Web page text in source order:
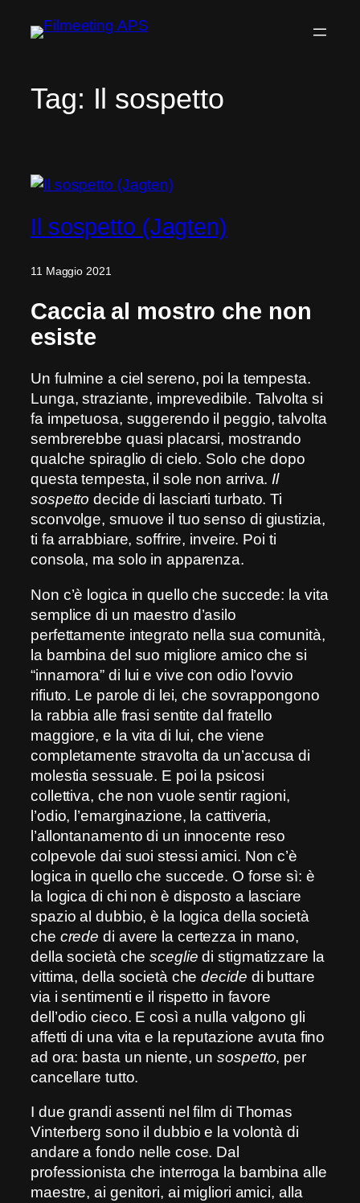
Tag: Il sospetto
Il sospetto (Jagten)
11 Maggio 2021
Caccia al mostro che non
esiste
Un fulmine a ciel sereno, poi la tempesta.
Lunga, straziante, imprevedibile. Talvolta si
fa impetuosa, suggerendo il peggio, talvolta
sembrerebbe quasi placarsi, mostrando
qualche spiraglio di cielo. Solo che dopo
questa tempesta, il sole non arriva.Il
sospetto decide di lasciarti turbato. Ti
sconvolge, smuove il tuo senso di giustizia,
ti fa arrabbiare, soffrire, inveire. Poi ti
consola, ma solo in apparenza.
Non c’è logica in quello che succede: la vita
semplice di un maestro d’asilo
perfettamente integrato nella sua comunità,
la bambina del suo migliore amico che si
“innamora” di lui e vive con odio l’ovvio
rifiuto. Le parole di lei, che sovrappongono
la rabbia alle frasi sentite dal fratello
maggiore, e la vita di lui, che viene
completamente stravolta da un’accusa di
molestia sessuale. E poi la psicosi
collettiva, che non vuole sentir ragioni,
l’odio, l’emarginazione, la cattiveria,
l’allontanamento di un innocente reso
colpevole dai suoi stessi amici. Non c’è
logica in quello che succede. O forse sì: è
la logica di chi non è disposto a lasciare
spazio al dubbio, è la logica della società
che crede di avere la certezza in mano,
della società chescegliedi stigmatizzare la
vittima, della società chedecide di buttare
via i sentimenti e il rispetto in favore
dell’odio cieco. E così a nulla valgono gli
affetti di una vita e la reputazione avuta fino
ad ora: basta un niente, unsospetto, per
cancellare tutto.
I due grandi assenti nel film di Thomas
Vinterberg sono il dubbio e la volontà di
andare a fondo nelle cose. Dal
professionista che interroga la bambina alle
maestre, ai genitori, ai migliori amici, alla